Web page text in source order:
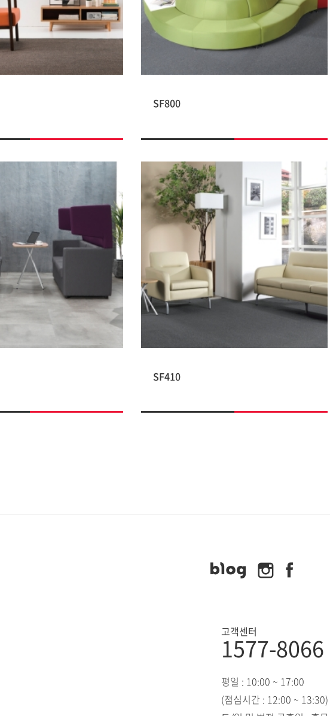
SF800
SF410
고객센터
1577-8066
평일 : 10:00 ~ 17:00
(점심시간 : 12:00 ~ 13:30)